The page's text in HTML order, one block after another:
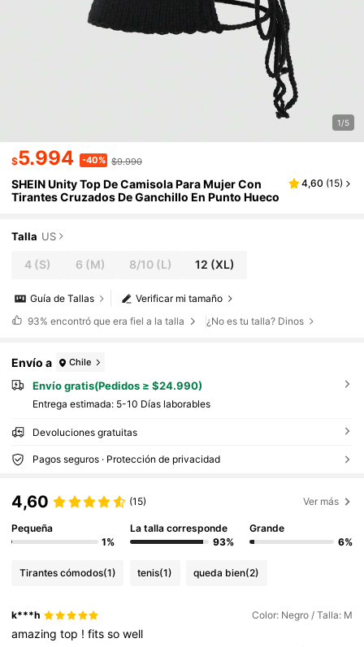
1/5
$5.994 -40% $9.990
SHEIN Unity Top De Camisola Para Mujer Con
Tirantes Cruzados De Ganchillo En Punto Hueco
4,60 (15)
Talla US
4 (S) 6 (M) 8/10(L) 12 (XL)
Verificar mi tamaño
Guía de Tallas
93% encontró que era fiel a la talla ¿No es tu talla? Dinos
Envío a Chile
Envío gratis(Pedidos ≥ $24.990)
Entrega estimada: 5-10 Días laborables
Devoluciones gratuitas
Pagos seguros · Protección de privacidad
4,60 (15) Ver más
Pequeña
1%
La talla corresponde
93%
Grande
6%
Tirantes cómodos(1) tenis(1) queda bien(2)
k***h Color: Negro / Talla: M
amazingtop !fitssowell